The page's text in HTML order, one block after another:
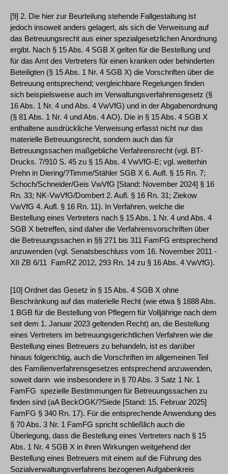
[9] 2. Die hier zur Beurteilung stehende Fallgestaltung ist
jedoch insoweit anders gelagert, als sich die Verweisung auf
das Betreuungsrecht aus einer spezialgesetzlichen Anordnung
ergibt. Nach § 15 Abs. 4 SGB X gelten für die Bestellung und
für das Amt des Vertreters für einen kranken oder behinderten
Beteiligten (§ 15 Abs. 1 Nr. 4 SGB X) die Vorschriften über die
Betreuung entsprechend; vergleichbare Regelungen finden
sich beispielsweise auch im Verwaltungsverfahrensgesetz (§
16 Abs. 1 Nr. 4 und Abs. 4 VwVfG) und in der Abgabenordnung
(§ 81 Abs. 1 Nr. 4 und Abs. 4 AO). Die in § 15 Abs. 4 SGB X
enthaltene ausdrückliche Verweisung erfasst nicht nur das
materielle Betreuungsrecht, sondern auch das für
Betreuungssachen maßgebliche Verfahrensrecht (vgl. BT­
Drucks. 7/910 S. 45 zu § 15 Abs. 4 VwVfG-E; vgl. weiterhin
Prehn in Diering/?Timme/Stähler SGB X 6. Aufl. § 15 Rn. 7;
Schoch/Schneider/Geis VwVfG [Stand: November 2024] § 16
Rn. 33; NK-VwVfG/Dombert 2. Aufl. § 16 Rn. 31; Ziekow
VwVfG 4. Aufl. § 16 Rn. 11). In Verfahren, welche die
Bestellung eines Vertreters nach § 15 Abs. 1 Nr. 4 und Abs. 4
SGB X betreffen, sind daher die Verfahrensvorschriften über
die Betreuungssachen in §§ 271 bis 311 FamFG entsprechend
anzuwenden (vgl. Senatsbeschluss vom 16. November 2011 ­
XII ZB 6/11 ­ FamRZ 2012, 293 Rn. 14 zu § 16 Abs. 4 VwVfG).
[10] Ordnet das Gesetz in § 15 Abs. 4 SGB X ohne
Beschränkung auf das materielle Recht (wie etwa § 1888 Abs.
1 BGB für die Bestellung von Pflegern für Volljährige nach dem
seit dem 1. Januar 2023 geltenden Recht) an, die Bestellung
eines Vertreters im betreuungsgerichtlichen Verfahren wie die
Bestellung eines Betreuers zu behandeln, ist es darüber
hinaus folgerichtig, auch die Vorschriften im allgemeinen Teil
des Familienverfahrensgesetzes entsprechend anzuwenden,
soweit darin ­ wie insbesondere in § 70 Abs. 3 Satz 1 Nr. 1
FamFG ­ spezielle Bestimmungen für Betreuungssachen zu
finden sind (aA BeckOGK/?Siede [Stand: 15. Februar 2025]
FamFG § 340 Rn. 17). Für die entsprechende Anwendung des
§ 70 Abs. 3 Nr. 1 FamFG spricht schließlich auch die
Überlegung, dass die Bestellung eines Vertreters nach § 15
Abs. 1 Nr. 4 SGB X in ihren Wirkungen weitgehend der
Bestellung eines Betreuers mit einem auf die Führung des
Sozialverwaltungsverfahrens bezogenen Aufgabenkreis